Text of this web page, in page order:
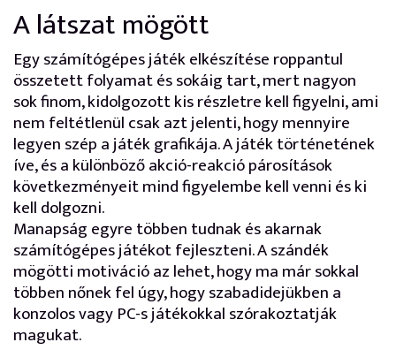
A látszat mögött
Egy számítógépes játék elkészítése roppantul
összetett folyamat és sokáig tart, mert nagyon
sok finom, kidolgozott kis részletre kell figyelni, ami
nem feltétlenül csak azt jelenti, hogy mennyire
legyen szép a játék grafikája. A játék történetének
íve, és a különböző akció-reakció párosítások
következményeit mind figyelembe kell venni és ki
kell dolgozni.
Manapság egyre többen tudnak és akarnak
számítógépes játékot fejleszteni. A szándék
mögötti motiváció az lehet, hogy ma már sokkal
többen nőnek fel úgy, hogy szabadidejükben a
konzolos vagy PC-s játékokkal szórakoztatják
magukat.